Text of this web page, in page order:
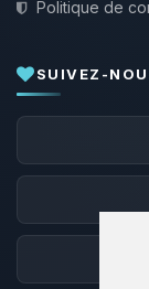
Politique de
SUIVEZ-